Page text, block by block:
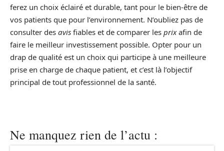
ferez un choix éclairé et durable, tant pour le bien-être de
vos patients que pour l’environnement. N’oubliez pas de
consulter des avis fiables et de comparer les prixafin de
faire le meilleur investissement possible. Opter pour un
drap de qualité est un choix qui participe à une meilleure
prise en charge de chaque patient, et c’est là l’objectif
principal de tout professionnel de la santé.
Ne manquez rien de l’actu :